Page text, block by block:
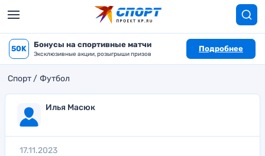
50K Бонусы на спортивные матчи
Эксклюзивные акции, розыгрыши призов
Подробнее
Спорт Футбол
Илья Масюк
17.11.2023